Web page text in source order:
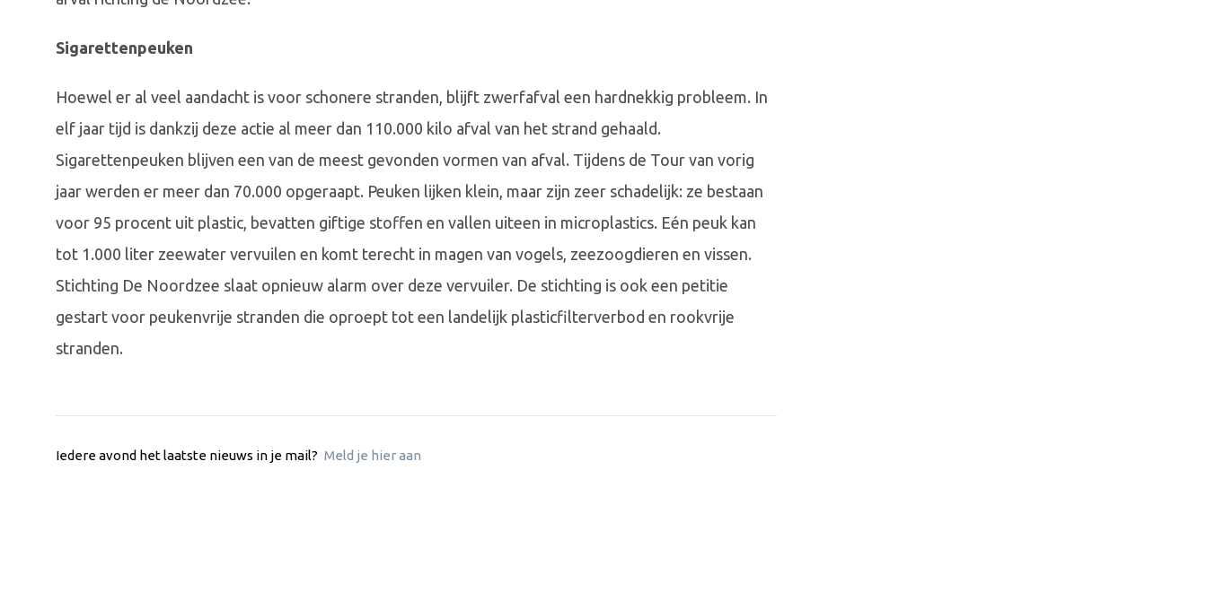
Sigarettenpeuken
Hoewel er al veel aandacht is voor schonere stranden, blijft zwerfafval een hardnekkig probleem. In
elf jaar tijd is dankzij deze actie al meer dan 110.000 kilo afval van het strand gehaald.
Sigarettenpeuken blijven een van de meest gevonden vormen van afval. Tijdens de Tour van vorig
jaar werden er meer dan 70.000 opgeraapt. Peuken lijken klein, maar zijn zeer schadelijk: ze bestaan
voor 95 procent uit plastic, bevatten giftige stoffen en vallen uiteen in microplastics. Eén peuk kan
tot 1.000 liter zeewater vervuilen en komt terecht in magen van vogels, zeezoogdieren en vissen.
Stichting De Noordzee slaat opnieuw alarm over deze vervuiler. De stichting is ook een petitie
gestart voor peukenvrije stranden die oproept tot een landelijk plasticfilterverbod en rookvrije
stranden.
Iedere avond het laatste nieuws in je mail? Meld je hier aan